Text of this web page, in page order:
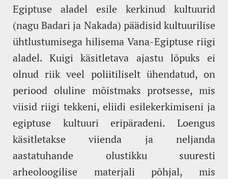
Egiptuse aladel esile kerkinud kultuurid
(nagu Badari ja Nakada) päädisid kultuurilise
ühtlustumisega hilisema Vana-Egiptuse riigi
aladel. Kuigi käsitletava ajastu lõpuks ei
olnud riik veel poliitiliselt ühendatud, on
periood oluline mõistmaks protsesse, mis
viisid riigi tekkeni, eliidi esilekerkimiseni ja
egiptuse kultuuri eripäradeni. Loengus
käsitletakse viienda ja neljanda
aastatuhande olustikku suuresti
arheoloogilise materjali põhjal, mis